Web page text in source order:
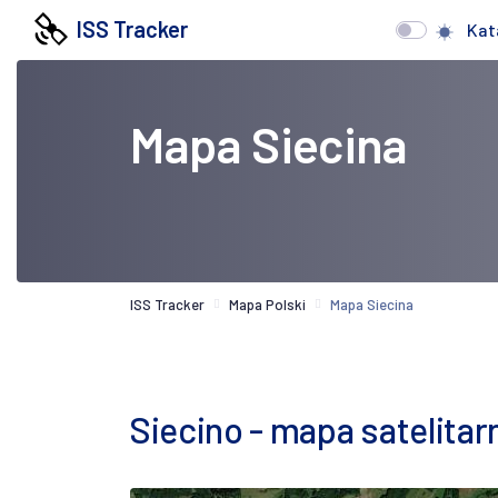
ISS Tracker
Mapa Siecina
ISS Tracker Mapa Polski Mapa Siecina
Siecino - mapa